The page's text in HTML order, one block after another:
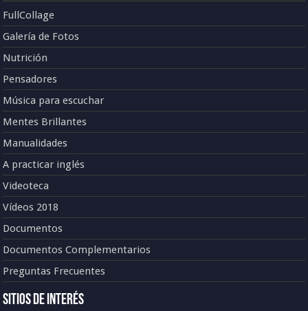
FullCollage
Galería de Fotos
Nutrición
Pensadores
Música para escuchar
Mentes Brillantes
Manualidades
A practicar inglés
Videoteca
Vídeos 2018
Documentos
Documentos Complementarios
Preguntas Frecuentes
Sitios de Interés